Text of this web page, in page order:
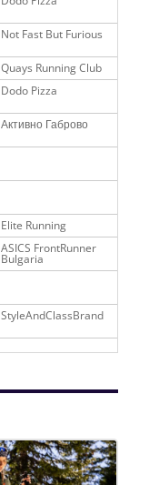
Not Fast But Furious
Quays Running Club
Dodo Pizza
Активно Габрово
Elite Running
ASICS FrontRunner
Bulgaria
StyleAndClassBrand